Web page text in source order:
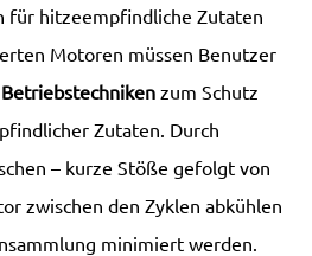
für hitzeempfindliche Zutaten
Motoren müssen Benutzer
zum Schutz
Zutaten. Durch
– kurze Stöße gefolgt von
zwischen den Zyklen abkühlen
minimiert werden.